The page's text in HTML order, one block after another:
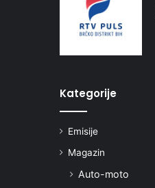
Kategorije
Emisije
Magazin
Auto-moto